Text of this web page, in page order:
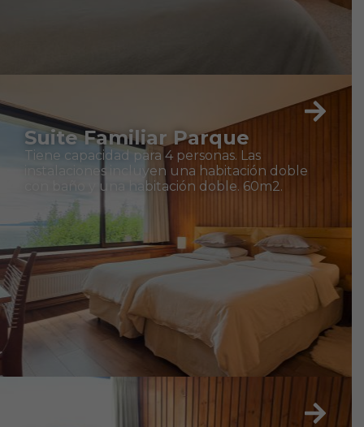
Suite Familiar Parque
Tiene capacidad para 4 personas. Las
instalaciones incluyen una habitación doble
con baño y una habitación doble. 60m2.